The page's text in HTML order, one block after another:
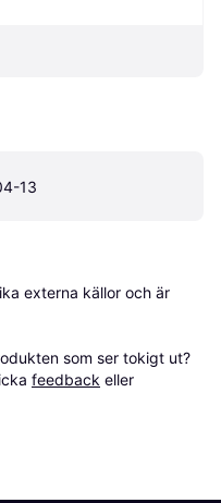
13
externa källor och är
som ser tokigt ut?
feedback eller